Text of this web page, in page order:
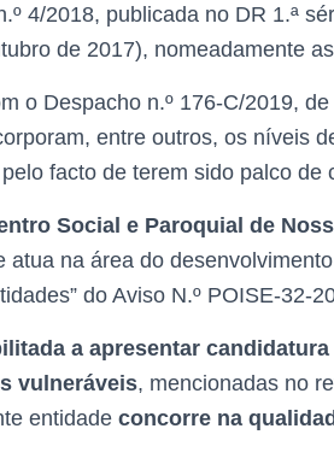
4/2018, publicada no DR 1.ª
de 2017), nomeadamente
o Despacho n.º 176-C/2019,
entre outros, os níveis
facto de terem sido palco de
Social e Paroquial de
atua na área do
do Aviso N.º POISE-32-
a apresentar candidatura
vulneráveis, mencionadas no
entidade concorre na